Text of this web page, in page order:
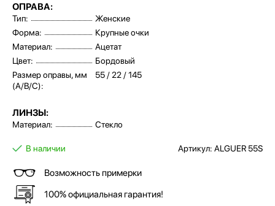
ОПРАВА:
Тип:
Женские
Форма:
Крупные очки
Материал:
Ацетат
Цвет:
Бордовый
Размер оправы, мм
(A/B/C):
55 / 22 / 145
ЛИНЗЫ:
Материал: Стекло
В наличии Артикул: ALGUER 55S
Возможность примерки
100% официальная гарантия!